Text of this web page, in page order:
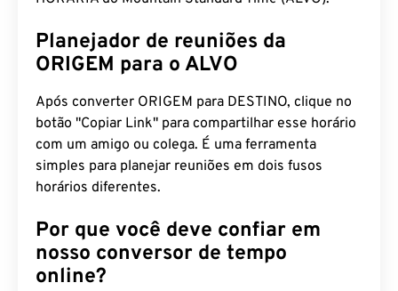
Planejador de reuniões da
ORIGEM para o ALVO
Após converter ORIGEM para DESTINO, clique no
botão "Copiar Link" para compartilhar esse horário
com um amigo ou colega. É uma ferramenta
simples para planejar reuniões em dois fusos
horários diferentes.
Por que você deve confiar em
nosso conversor de tempo
online?